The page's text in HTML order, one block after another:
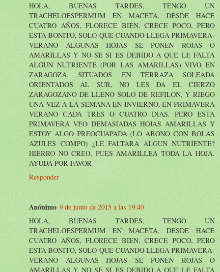
HOLA, BUENAS TARDES, TENGO UN
TRACHELOESPERMUM EN MACETA, DESDE HACE
CUATRO AÑOS, FLORECE BIEN, CRECE POCO, PERO
ESTA BONITO, SOLO QUE CUANDO LLEGA PRIMAVERA-
VERANO ALGUNAS HOJAS SE PONEN ROJAS O
AMARILLAS Y NO SE SI ES DEBIDO A QUE LE FALTA
ALGUN NUTRIENTE (POR LAS AMARILLAS) VIVO EN
ZARAGOZA, SITUADOS EN TERRAZA SOLEADA
ORIENTADOS AL SUR, NO LES DA EL CIERZO
ZARAGOZANO DE LLENO SOLO DE REFILON, Y RIEGO
UNA VEZ A LA SEMANA EN INVIERNO, EN PRIMAVERA
VERANO CADA TRES O CUATRO DIAS. PERO ESTA
PRIMAVERA VEO DEMASIADAS HOJAS AMARILLAS Y
ESTOY ALGO PREOCUAPADA (LO ABONO CON BOLAS
AZULES COMPO) ¿LE FALTARA ALGUN NUTRIENTE?
HIERRO NO CREO, PUES AMARILLEA TODA LA HOJA.
AYUDA POR FAVOR
Responder
Anónimo 9 de junio de 2015 a las 19:40
HOLA, BUENAS TARDES, TENGO UN
TRACHELOESPERMUM EN MACETA, DESDE HACE
CUATRO AÑOS, FLORECE BIEN, CRECE POCO, PERO
ESTA BONITO, SOLO QUE CUANDO LLEGA PRIMAVERA-
VERANO ALGUNAS HOJAS SE PONEN ROJAS O
AMARILLAS Y NO SE SI ES DEBIDO A QUE LE FALTA